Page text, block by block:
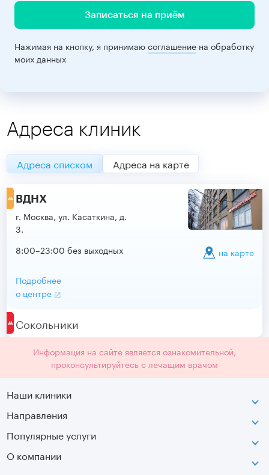
Записаться на приём
Нажимая на кнопку, я принимаюсоглашение на обработку
моих данных
Адреса клиник
Адреса списком Адреса на карте
ВДНХ
г. Москва, ул. Касаткина, д.
3.
на карте
8:00–23:00 без выходных
Подробнее
о центре
Сокольники
Информация на сайте является ознакомительной,
проконсультируйтесь с лечащим врачом
Наши клиники
ВДНХ
г. Москва, ул. Стромынка, д. 11
Направления
Неврология
Ортопедия-травматология
Популярные услуги
МРТ
О компании